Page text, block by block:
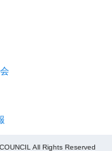
All Rights Reserved